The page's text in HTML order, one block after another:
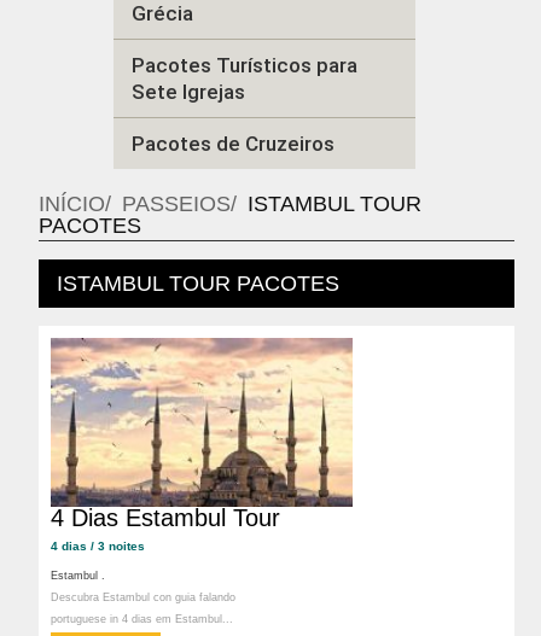
Grécia
Pacotes Turísticos para
Sete Igrejas
Pacotes de Cruzeiros
INÍCIO PASSEIOS
ISTAMBUL TOUR
PACOTES
ISTAMBUL TOUR PACOTES
4 Dias Estambul Tour
4 dias / 3 noites
Estambul .
Descubra Estambul con guia falando
portuguese in 4 dias em Estambul...